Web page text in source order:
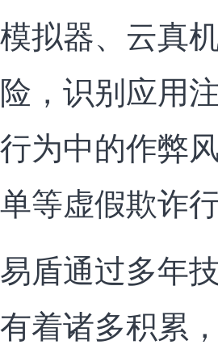
模拟器、云真
险，识别应用
行为中的作弊
单等虚假欺诈
易盾通过多年
有着诸多积累